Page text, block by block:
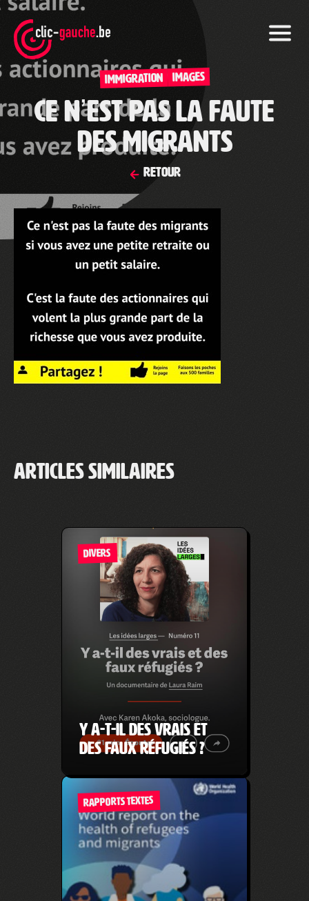
Skip
the
content
Immigration IMAGES
Ce n’est pas la faute
des migrants
Retour
Articles similaires
DIVERS
Y a-t-il des vrais et
des faux réfugiés ?
RAPPORTS TEXTES